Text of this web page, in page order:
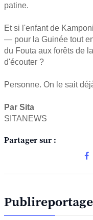
patine.
Et si l'enfant de
— pour la Guinée tout
du Fouta aux forêts de
d'écouter ?
Personne. On le sait
Par Sita
SITANEWS
Partager sur :
Publireportage